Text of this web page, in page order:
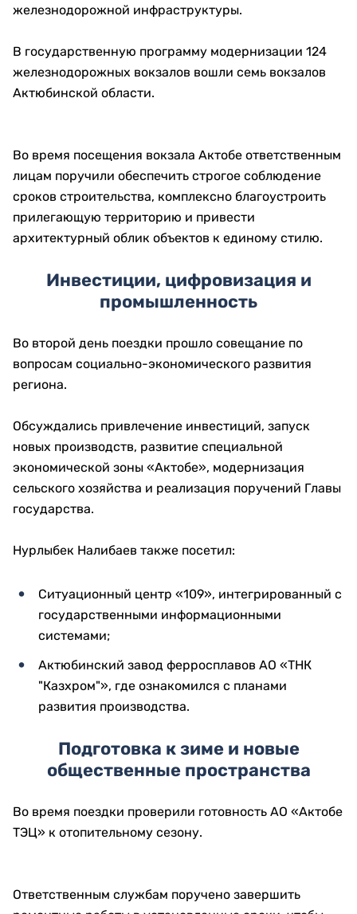
село имени Темирбека Жургенова в направлении
пропуска «Алимбет».
Семь вокзалов региона ждут
Особое внимание уделили реконструкции
железнодорожной инфраструктуры.
В государственную программу модернизации 124
железнодорожных вокзалов вошли семь вокзалов
Актюбинской области.
Во время посещения вокзала Актобе ответственным
сроков строительства, комплексно благоустроить
прилегающую территорию и привести
Инвестиции, цифровизация и
Во второй день поездки прошло совещание по